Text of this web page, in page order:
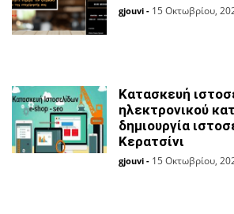
gjouvi - 15 Οκτωβρίου,
Κατασκευή
ηλεκτρονικού
δημιουργία
Κερατσίνι
gjouvi - 15 Οκτωβρίου,